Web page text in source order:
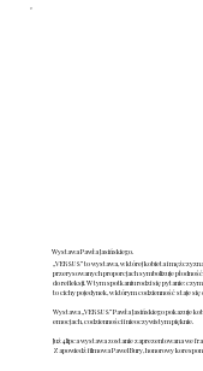
Wystawa Pawła Jasińskiego.
„VERSUS” to wystawa, w której kobieta i
przerysowanych proporcjach symbolizuje
do refleksji. W tym spotkaniu rodzi się pytanie:
to cichy pojedynek, w którym codzienność staje się
Wystawa „VERSUS” Pawła Jasińskiego pokazuje
emocjach, codzienności i nieoczywistym pięknie.
Już 4 lipca wystawa zostanie zaprezentowana we
Zapowiedź filmowa Pawel Bury, honorowy